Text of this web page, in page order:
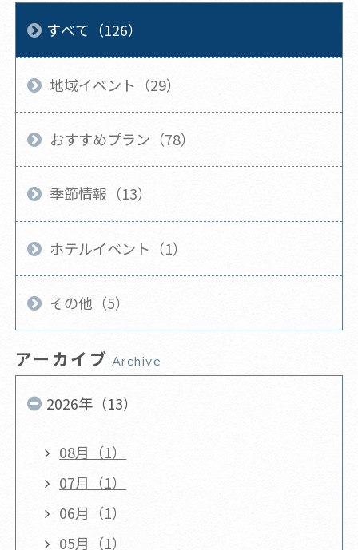
すべて（126）
地域イベント（29）
おすすめプラン（78）
季節情報（13）
ホテルイベント（1）
その他（5）
アーカイブ Archive
2026年（13）
08月（1）
07月（1）
06月（1）
05月（1）